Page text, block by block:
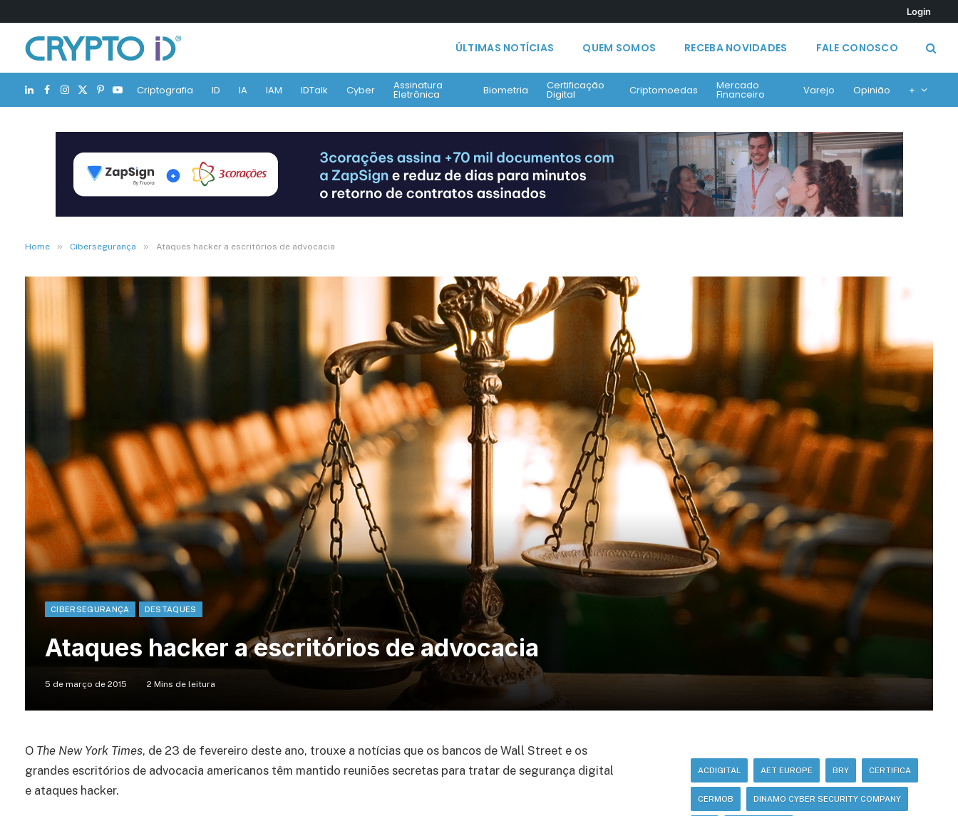
Login
ÚLTIMAS NOTÍCIAS QUEM SOMOS RECEBA NOVIDADES FALE CONOSCO
LinkedIn
Facebook
Instagram
X
(Twitter)
Pinterest
YouTubeCriptografia ID IA IAM IDTalk Cyber Assinatura
Eletrônica Biometria Certificação
Digital Criptomoedas Mercado
Financeiro Varejo Opinião +
Home » Cibersegurança » Ataques hacker a escritórios de advocacia
CIBERSEGURANÇA DESTAQUES
Ataques hacker a escritórios de advocacia
5 de março de 2015 2 Mins de leitura
O The New York Times, de 23 de fevereiro deste ano, trouxe a notícias que os bancos de Wall Street e os
grandes escritórios de advocacia americanos têm mantido reuniões secretas para tratar de segurança digital
e ataques hacker.
ACDIGITAL AET EUROPE BRY CERTIFICA
CERMOB DINAMO CYBER SECURITY COMPANY